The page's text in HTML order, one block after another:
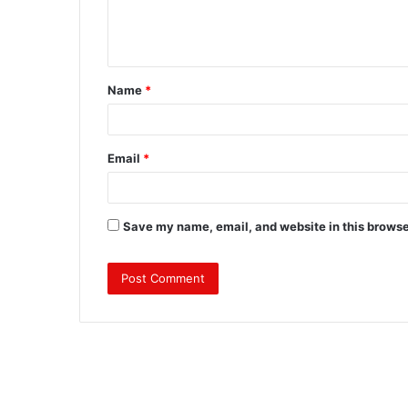
t
*
Name *
Email *
Save my name, email, and website in this